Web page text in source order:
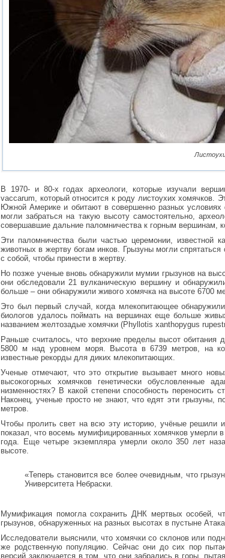
В 1970- и 80-х годах археологи, которые изучали
vaccarum, который относится к роду листоухих хомячков.
Южной Америке и обитают в совершенно разных условиях
могли забраться на такую высоту самостоятельно,
совершавшие дальние паломничества к горным вершинам,
Эти паломничества были частью церемонии, известной
животных в жертву богам инков. Грызуны могли
с собой, чтобы принести в жертву.
Но позже ученые вновь обнаружили мумии грызунов на
они обследовали 21 вулканическую вершину и
больше – они обнаружили живого хомячка на высоте 6700
Это был первый случай, когда млекопитающее
биологов удалось поймать на вершинах еще больше
названием желтозадые хомячки (Phyllotis xanthopygus
Раньше считалось, что верхние пределы высот
5800 м над уровнем моря. Высота в 6739 метров, на
известные рекорды для диких млекопитающих.
Ученые отмечают, что это открытие вызывает много
высокогорных хомячков генетически обусловленные
низменностях? В какой степени способность
Наконец, ученые просто не знают, что едят эти грызуны,
метров.
Чтобы пролить свет на всю эту историю, учёные решили
показал, что восемь мумифицированных хомячков умерли
года. Еще четыре экземпляра умерли около 350 лет
высоте.
«Теперь становится все более очевидным, что
Университета Небраски.
Мумификация помогла сохранить ДНК мертвых особей,
грызунов, обнаруженных на разных высотах в пустыне
Исследователи выяснили, что хомячки со склонов или
же родственную популяцию. Сейчас они до сих пор
версий заключается в том, что они забрались в горы,